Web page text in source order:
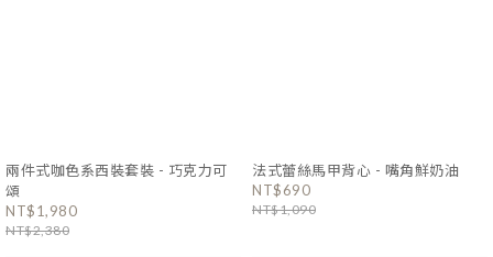
兩件式咖色系西裝套裝 - 巧克力可
頌
NT$1,980
NT$2,380
法式蕾絲馬甲背心 - 嘴角鮮奶油
NT$690
NT$1,090